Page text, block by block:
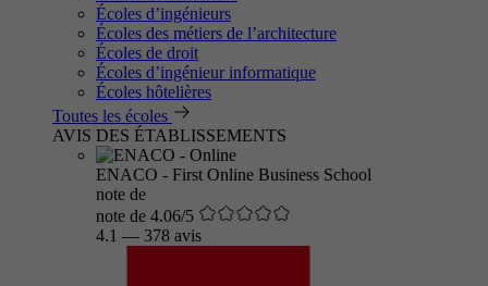
Écoles d’ingénieurs
Écoles des métiers de l’architecture
Écoles de droit
Écoles d’ingénieur informatique
Écoles hôtelières
Toutes les écoles
AVIS DES ÉTABLISSEMENTS
ENACO - First Online Business School
note de
note de 4.06/5
4.1 — 378 avis